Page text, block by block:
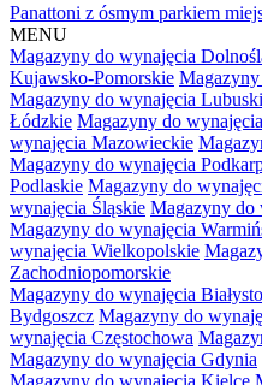
Panattoni z ósmym parkiem
MENU
Magazyny do wynajęcia
Kujawsko-Pomorskie
Magazyny do wynajęcia
Łódzkie Magazyny do
wynajęcia Mazowieckie
Magazyny do wynajęcia
Podlaskie Magazyny do
wynajęcia Śląskie Magazyny do
Magazyny do wynajęcia
wynajęcia Wielkopolskie
Zachodniopomorskie
Magazyny do wynajęcia
Bydgoszcz Magazyny do
wynajęcia Częstochowa
Magazyny do wynajęcia Gdynia
Magazyny do wynajęcia Kielce